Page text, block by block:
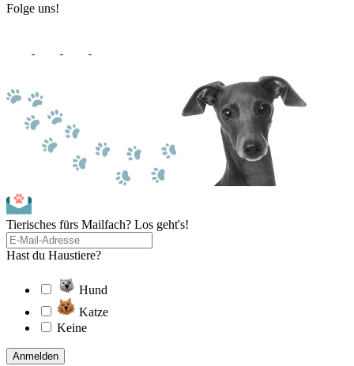
Folge uns!
Tierisches fürs Mailfach? Los geht's!
Hast du Haustiere?
Hund
Katze
Keine
Anmelden